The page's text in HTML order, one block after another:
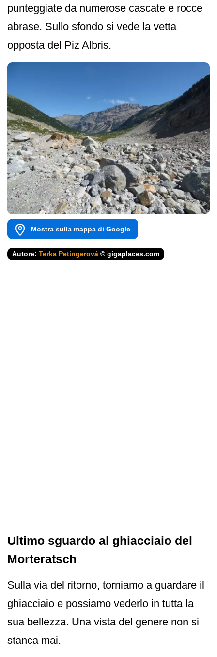
punteggiate da numerose cascate e rocce
abrase. Sullo sfondo si vede la vetta
opposta del Piz Albris.
Mostra sulla mappa di Google
Autore: Terka Petingerová © gigaplaces.com
Ultimo sguardo al ghiacciaio del
Morteratsch
Sulla via del ritorno, torniamo a guardare il
ghiacciaio e possiamo vederlo in tutta la
sua bellezza. Una vista del genere non si
stanca mai.